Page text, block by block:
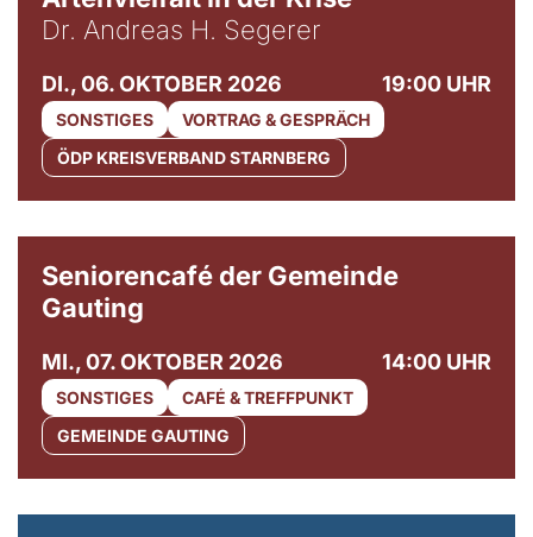
Dr. Andreas H. Segerer
DI., 06. OKTOBER 2026 19:00 UHR
SONSTIGES
VORTRAG & GESPRÄCH
ÖDP KREISVERBAND STARNBERG
Seniorencafé der Gemeinde
Gauting
MI., 07. OKTOBER 2026 14:00 UHR
SONSTIGES
CAFÉ & TREFFPUNKT
GEMEINDE GAUTING